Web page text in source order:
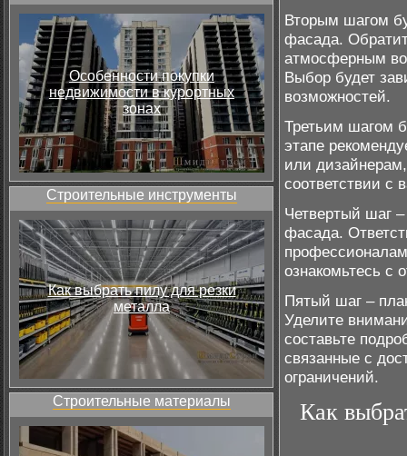
Особенности покупки
недвижимости в курортных
зонах
Строительные инструменты
Как выбрать пилу для резки
металла
Строительные материалы
Вторым шагом
фасада.
атмосферным
Выбор будет
возможностей.
Третьим шагом
этапе
или
соответствии с
Четвертый шаг
фасада.
ознакомьтесь с
Пятый шаг –
Уделите
составьте
связанные с
ограничений.
Как